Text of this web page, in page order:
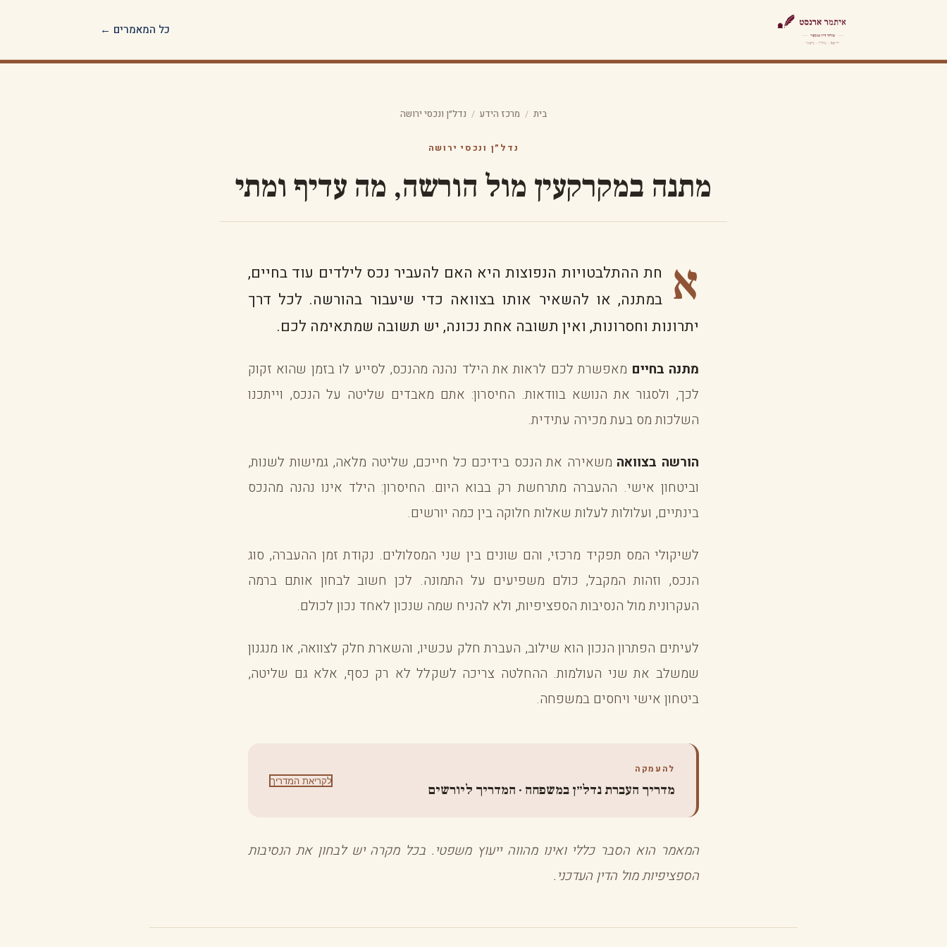
כל המאמרים ←
בית / מרכז הידע / נדל״ן ונכסי ירושה
נדל״ן ונכסי ירושה
מתנה במקרקעין מול הורשה, מה עדיף ומתי
א חת ההתלבטויות הנפוצות היא האם להעביר נכס לילדים עוד בחיים,
במתנה, או להשאיר אותו בצוואה כדי שיעבור בהורשה. לכל דרך
יתרונות וחסרונות, ואין תשובה אחת נכונה, יש תשובה שמתאימה לכם.
מתנה בחיים מאפשרת לכם לראות את הילד נהנה מהנכס, לסייע לו בזמן שהוא זקוק
לכך, ולסגור את הנושא בוודאות. החיסרון: אתם מאבדים שליטה על הנכס, וייתכנו
השלכות מס בעת מכירה עתידית.
הורשה בצוואה משאירה את הנכס בידיכם כל חייכם, שליטה מלאה, גמישות לשנות,
וביטחון אישי. ההעברה מתרחשת רק בבוא היום. החיסרון: הילד אינו נהנה מהנכס
בינתיים, ועלולות לעלות שאלות חלוקה בין כמה יורשים.
לשיקולי המס תפקיד מרכזי, והם שונים בין שני המסלולים. נקודת זמן ההעברה, סוג
הנכס, וזהות המקבל, כולם משפיעים על התמונה. לכן חשוב לבחון אותם ברמה
העקרונית מול הנסיבות הספציפיות, ולא להניח שמה שנכון לאחד נכון לכולם.
לעיתים הפתרון הנכון הוא שילוב, העברת חלק עכשיו, והשארת חלק לצוואה, או מנגנון
שמשלב את שני העולמות. ההחלטה צריכה לשקלל לא רק כסף, אלא גם שליטה,
ביטחון אישי ויחסים במשפחה.
להעמקה
מדריך העברת נדל״ן במשפחה · המדריך ליורשים
לקריאת המדריך
המאמר הוא הסבר כללי ואינו מהווה ייעוץ משפטי. בכל מקרה יש לבחון את הנסיבות
הספציפיות מול הדין העדכני.